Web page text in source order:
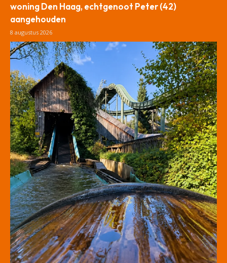
woning Den Haag, echtgenoot Peter (42)
aangehouden
8 augustus 2026